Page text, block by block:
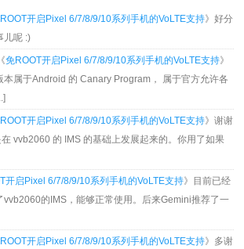
开启Pixel 6/7/8/9/10系列手机的VoLTE支持》好分
儿呢 :)
免ROOT开启Pixel 6/7/8/9/10系列手机的VoLTE支持》
本属于Android 的 Canary Program， 属于官方允许各
开启Pixel 6/7/8/9/10系列手机的VoLTE支持》谢谢
vvb2060 的 IMS 的基础上发展起来的。你用了如果
开启Pixel 6/7/8/9/10系列手机的VoLTE支持》目前已经
vvb2060的IMS，能够正常使用。后来Gemini推荐了一
开启Pixel 6/7/8/9/10系列手机的VoLTE支持》多谢